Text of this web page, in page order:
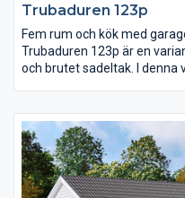
Trubaduren 123p
Fem rum och kök med
Trubaduren 123p är en
och brutet sadeltak. I denna
har en öppen planlösning
tillfällen. Entrén ligger
löper längs hela garaget
sig direkt in i huset, via
huset finns två sovrum, WC